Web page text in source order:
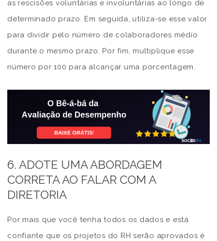
as rescisões voluntárias e involuntárias ao longo de
determinado prazo. Em seguida, utiliza-se esse valor
para dividir pelo número de colaboradores médio
durante o mesmo prazo. Por fim, multiplique esse
número por 100 para alcançar uma porcentagem.
6. ADOTE UMA ABORDAGEM
CORRETA AO FALAR COM A
DIRETORIA
Por mais que você tenha todos os dados e está
confiante que os projetos do RH serão aprovados é